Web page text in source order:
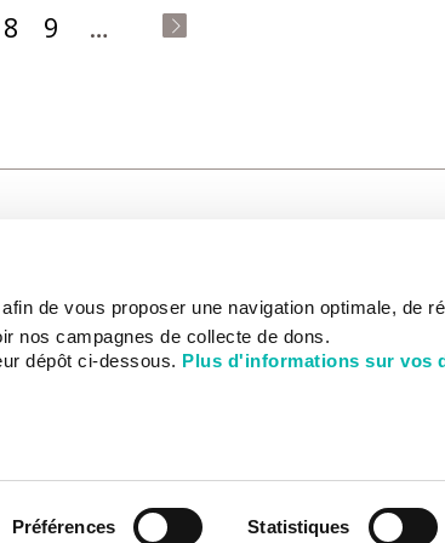
de vous proposer une navigation optimale, de
nos campagnes de collecte de dons.
dépôt ci-dessous. Plus d'informations sur vos
Préférences Statistiques
8 9 …
RESEARCH
EDUCATION
CANCER AU TRAVAIL
ABOUT US
NEWSROOM
THE INSTITUTE
CANCER AT WORK